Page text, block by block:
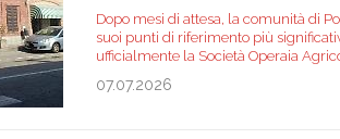
Dopo mesi di attesa, la comunità di
suoi punti di riferimento più
ufficialmente la Società Operaia
07.07.2026